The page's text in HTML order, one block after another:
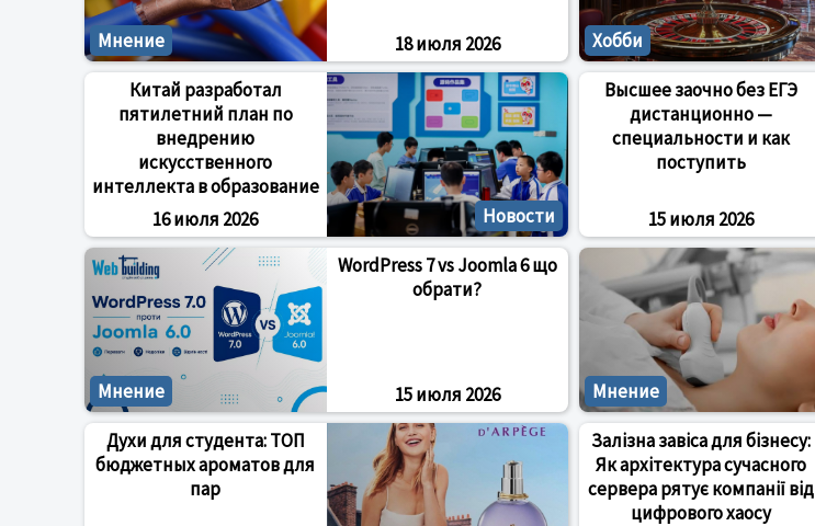
Мнение 18 июля 2026 Хобби
Новости
Китай разработал
пятилетний план по
внедрению
искусственного
интеллекта в образование
16 июля 2026
Высшее заочно без ЕГЭ
дистанционно —
специальности и как
поступить
15 июля 2026
Мнение
WordPress 7 vs Joomla 6 що
обрати?
15 июля 2026 Мнение
Духи для студента: ТОП
бюджетных ароматов для
пар
Залізна завіса для бізнесу:
Як архітектура сучасного
сервера рятує компанії від
цифрового хаосу